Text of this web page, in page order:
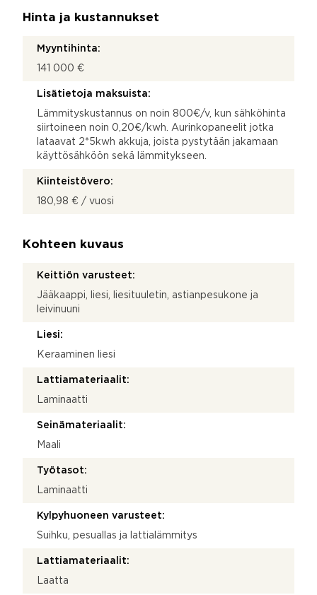
Hinta ja kustannukset
Myyntihinta:
141 000 €
Lisätietoja maksuista:
Lämmityskustannus on noin 800€/v, kun sähköhinta
siirtoineen noin 0,20€/kwh. Aurinkopaneelit jotka
lataavat 2*5kwh akkuja, joista pystytään jakamaan
käyttösähköön sekä lämmitykseen.
Kiinteistövero:
180,98 € / vuosi
Kohteen kuvaus
Keittiön varusteet:
Jääkaappi, liesi, liesituuletin, astianpesukone ja
leivinuuni
Liesi:
Keraaminen liesi
Lattiamateriaalit:
Laminaatti
Seinämateriaalit:
Maali
Työtasot:
Laminaatti
Kylpyhuoneen varusteet:
Suihku, pesuallas ja lattialämmitys
Lattiamateriaalit:
Laatta